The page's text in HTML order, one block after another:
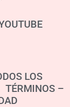
LOS
TÉRMINOS –